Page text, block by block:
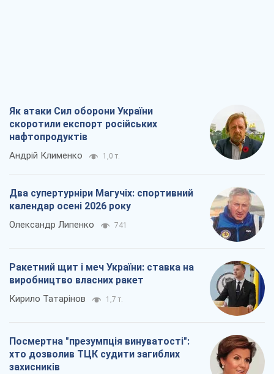
Як атаки Сил оборони України
скоротили експорт російських
нафтопродуктів
Андрій Клименко 1,0 т.
Два супертурніри Магучіх: спортивний
календар осені 2026 року
Олександр Липенко 741
Ракетний щит і меч України: ставка на
виробництво власних ракет
Кирило Татарінов 1,7 т.
Посмертна "презумпція винуватості":
хто дозволив ТЦК судити загиблих
захисників